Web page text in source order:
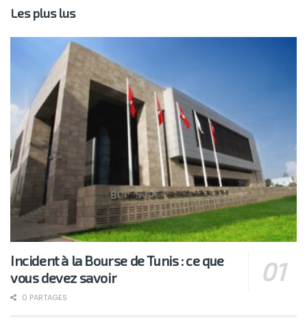
Les plus lus
Incident à la Bourse de Tunis : ce que
vous devez savoir
0 PARTAGES